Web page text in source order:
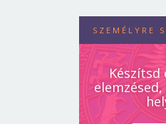
SZEMÉLYRE
Készítsd